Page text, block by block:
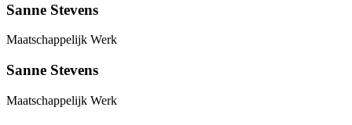
Sanne Stevens
Maatschappelijk Werk
Sanne Stevens
Maatschappelijk Werk